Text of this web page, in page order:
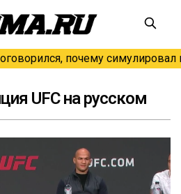
почему симулировал
UFC на русском